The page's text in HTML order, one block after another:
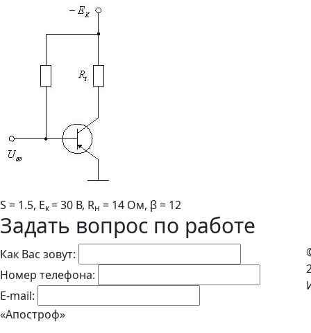
S = 1.5, Ек= 30 В, Rн = 14 Ом, β = 12
Задать вопрос по работе
Как Вас зовут:
Номер телефона:
E-mail:
«Апостроф»